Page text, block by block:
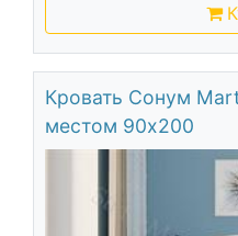
Кровать Сонум
местом 90х200